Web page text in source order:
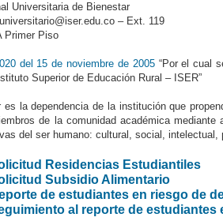
Universitaria de Bienestar
– Ext. 119
Primer Piso
del 15 de noviembre de 2005“Por el cual
Superior de Educación Rural – ISER”
es la dependencia de la institución que
de la comunidad académica
del ser humano: cultural, social,
Residencias Estudiantiles
Subsidio Alimentario
de estudiantes en riesgo de
al reporte de estudiantes